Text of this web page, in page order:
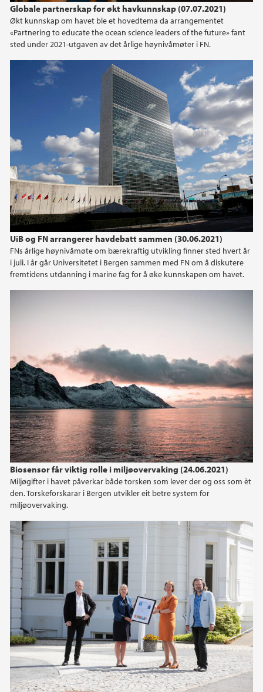
Globale partnerskap for økt havkunnskap (07.07.2021)
Økt kunnskap om havet ble et hovedtema da arrangementet
«Partnering to educate the ocean science leaders of the future» fant
sted under 2021-utgaven av det årlige høynivåmøter i FN.
UiB og FN arrangerer havdebatt sammen (30.06.2021)
FNs årlige høynivåmøte om bærekraftig utvikling finner sted hvert år
i juli. I år går Universitetet i Bergen sammen med FN om å diskutere
fremtidens utdanning i marine fag for å øke kunnskapen om havet.
Biosensor får viktig rolle i miljøovervaking (24.06.2021)
Miljøgifter i havet påverkar både torsken som lever der og oss som èt
den. Torskeforskarar i Bergen utvikler eit betre system for
miljøovervaking.